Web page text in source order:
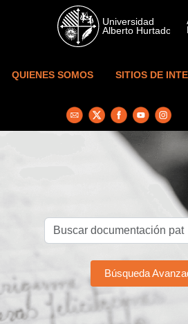
Skip to main content
QUIENES SOMOS SITIOS DE
Búsqueda